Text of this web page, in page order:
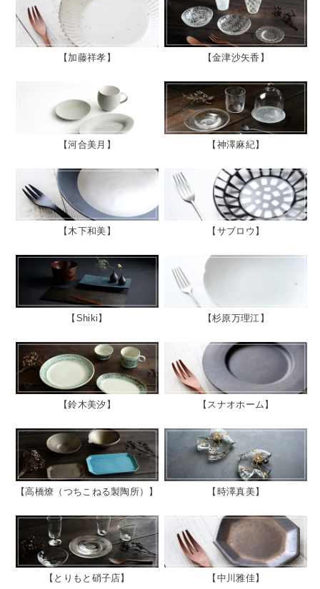
加藤祥孝 金津沙矢香
河合美月 神澤麻紀
木下和美 サブロウ
Shiki 杉原万理江
鈴木美汐 スナオホーム
高橋燎（つちこねる製陶所） 時澤真美
とりもと硝子店 中川雅佳